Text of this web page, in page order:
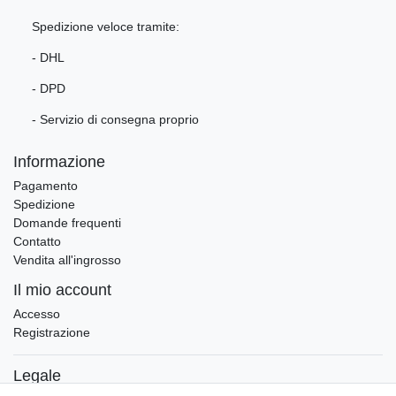
Spedizione veloce tramite:
- DHL
- DPD
- Servizio di consegna proprio
Informazione
Pagamento
Spedizione
Domande frequenti
Contatto
Vendita all'ingrosso
Il mio account
Accesso
Registrazione
Legale